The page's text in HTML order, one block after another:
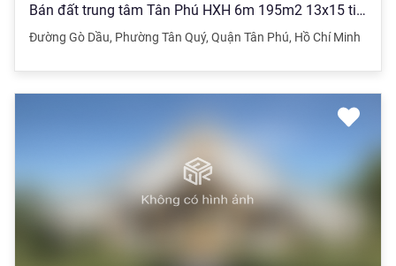
Bán đất trung tâm Tân Phú HXH 6m 195m2 13x15 tiện Biệt thự, CHDV..., giá đầu tư 12 tỷ TL
Đường Gò Dầu, Phường Tân Quý, Quận Tân Phú, Hồ Chí Minh